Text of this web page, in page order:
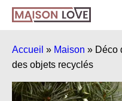
Accueil » Maison » Déco
des objets recyclés